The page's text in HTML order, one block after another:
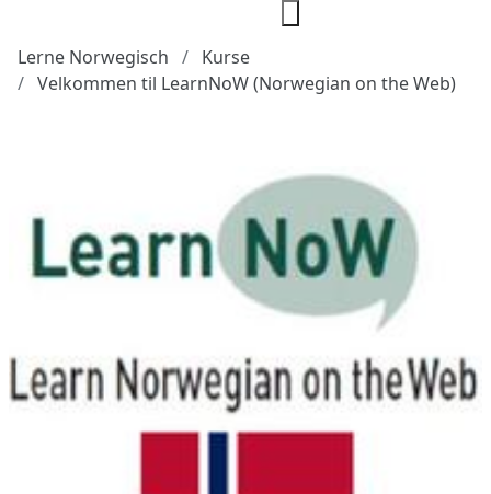
Lerne Norwegisch
Kurse
Velkommen til LearnNoW (Norwegian on the Web)